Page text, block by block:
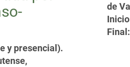
y presencial).
de
Final: